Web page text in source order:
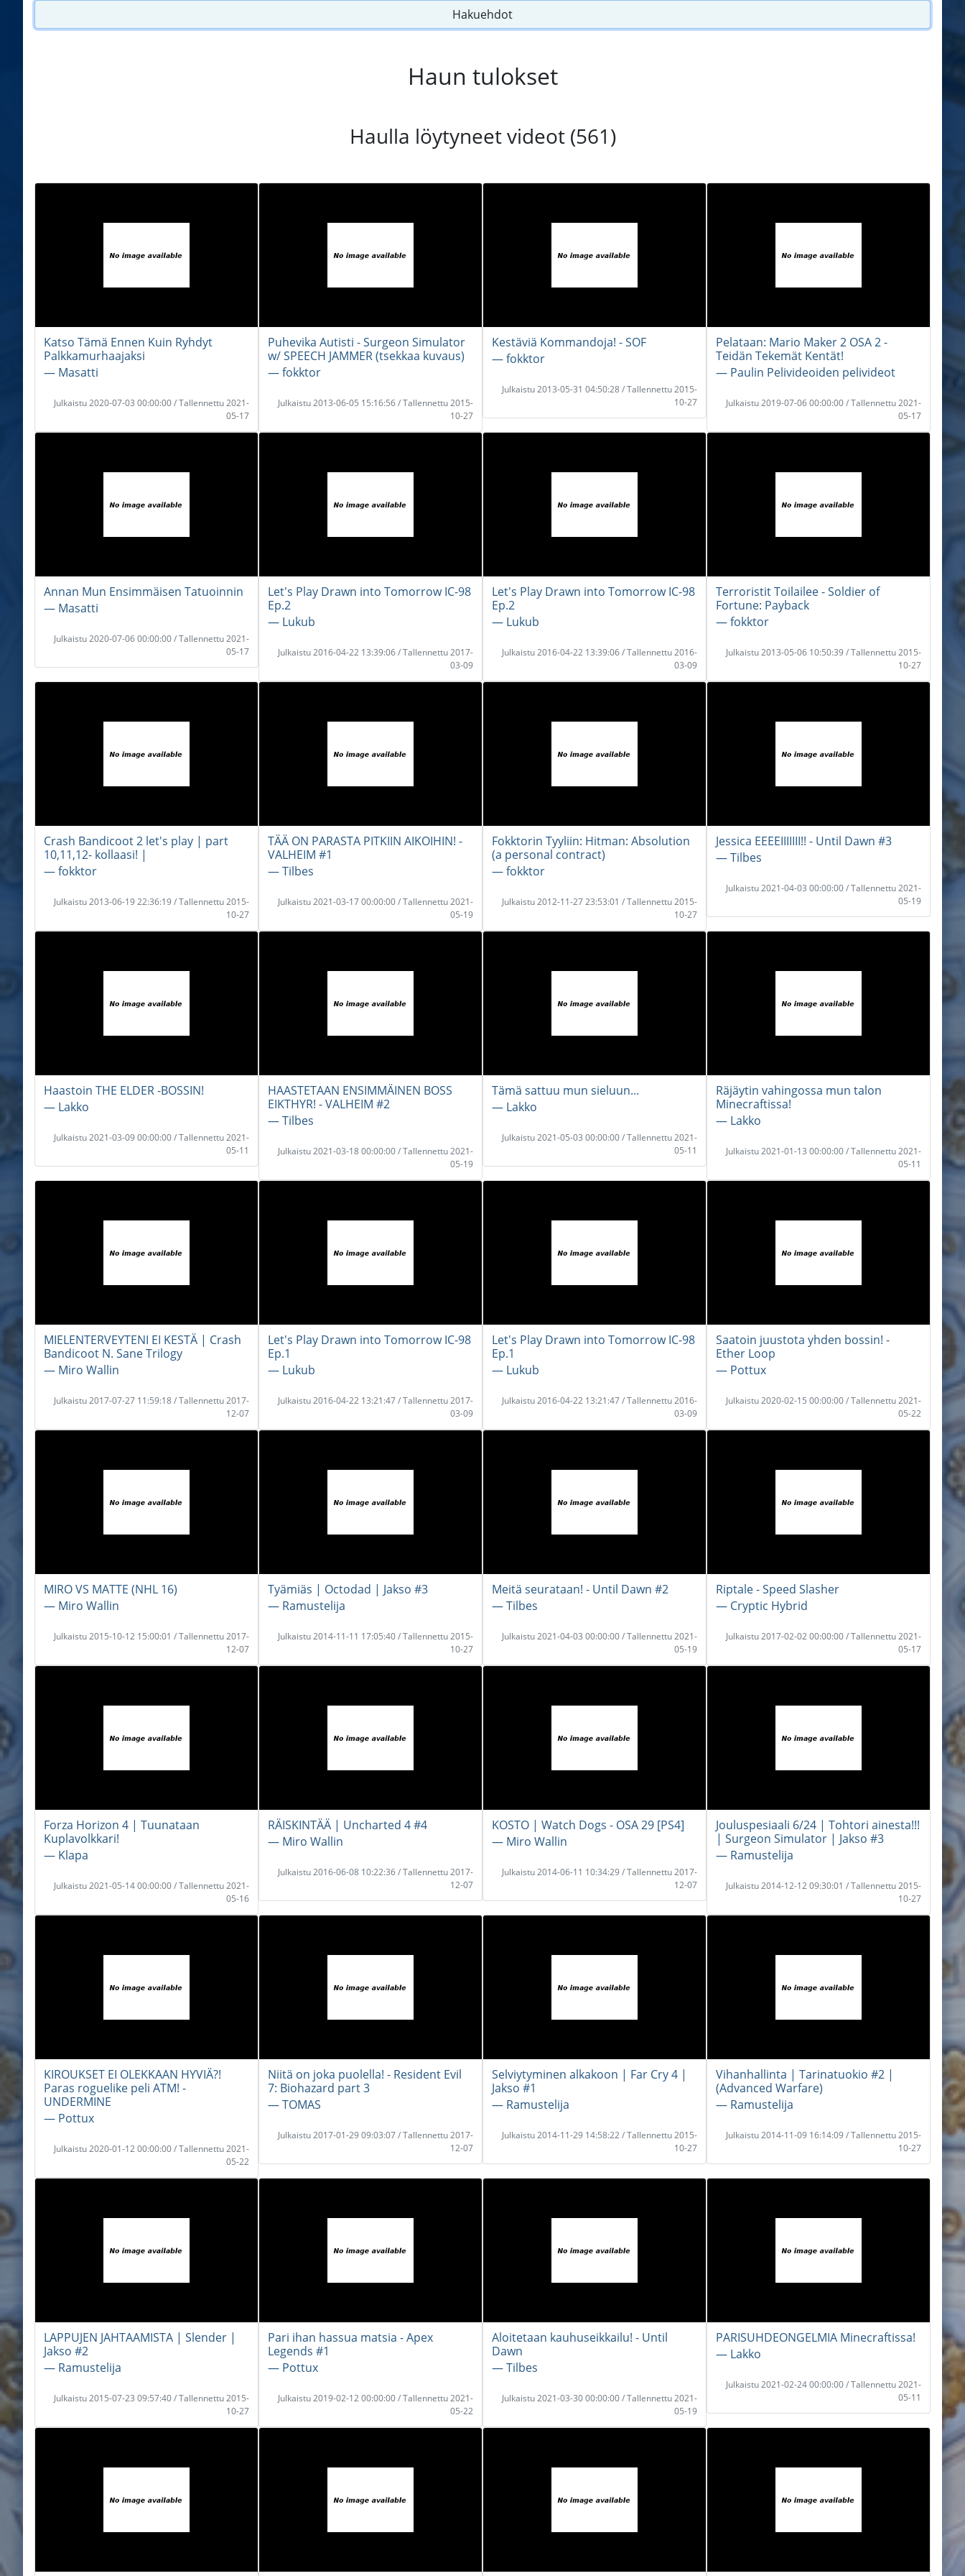
Hakuehdot
Haun tulokset
Haulla löytyneet videot (561)
Katso Tämä Ennen Kuin Ryhdyt
Palkkamurhaajaksi
― Masatti
Julkaistu 2020-07-03 00:00:00 / Tallennettu 2021-
05-17
Puhevika Autisti - Surgeon Simulator
w/ SPEECH JAMMER (tsekkaa kuvaus)
― fokktor
Julkaistu 2013-06-05 15:16:56 / Tallennettu 2015-
10-27
Kestäviä Kommandoja! - SOF
― fokktor
Julkaistu 2013-05-31 04:50:28 / Tallennettu 2015-
10-27
Pelataan: Mario Maker 2 OSA 2 -
Teidän Tekemät Kentät!
― Paulin Pelivideoiden pelivideot
Julkaistu 2019-07-06 00:00:00 / Tallennettu 2021-
05-17
Annan Mun Ensimmäisen Tatuoinnin
― Masatti
Julkaistu 2020-07-06 00:00:00 / Tallennettu 2021-
05-17
Let's Play Drawn into Tomorrow IC-98
Ep.2
― Lukub
Julkaistu 2016-04-22 13:39:06 / Tallennettu 2017-
03-09
Let's Play Drawn into Tomorrow IC-98
Ep.2
― Lukub
Julkaistu 2016-04-22 13:39:06 / Tallennettu 2016-
03-09
Terroristit Toilailee - Soldier of
Fortune: Payback
― fokktor
Julkaistu 2013-05-06 10:50:39 / Tallennettu 2015-
10-27
Crash Bandicoot 2 let's play | part
10,11,12- kollaasi! |
― fokktor
Julkaistu 2013-06-19 22:36:19 / Tallennettu 2015-
10-27
TÄÄ ON PARASTA PITKIIN AIKOIHIN! -
VALHEIM #1
― Tilbes
Julkaistu 2021-03-17 00:00:00 / Tallennettu 2021-
05-19
Fokktorin Tyyliin: Hitman: Absolution
(a personal contract)
― fokktor
Julkaistu 2012-11-27 23:53:01 / Tallennettu 2015-
10-27
Jessica EEEEIIIIIII!! - Until Dawn #3
― Tilbes
Julkaistu 2021-04-03 00:00:00 / Tallennettu 2021-
05-19
Haastoin THE ELDER -BOSSIN!
― Lakko
Julkaistu 2021-03-09 00:00:00 / Tallennettu 2021-
05-11
HAASTETAAN ENSIMMÄINEN BOSS
EIKTHYR! - VALHEIM #2
― Tilbes
Julkaistu 2021-03-18 00:00:00 / Tallennettu 2021-
05-19
Tämä sattuu mun sieluun...
― Lakko
Julkaistu 2021-05-03 00:00:00 / Tallennettu 2021-
05-11
Räjäytin vahingossa mun talon
Minecraftissa!
― Lakko
Julkaistu 2021-01-13 00:00:00 / Tallennettu 2021-
05-11
MIELENTERVEYTENI EI KESTÄ | Crash
Bandicoot N. Sane Trilogy
― Miro Wallin
Julkaistu 2017-07-27 11:59:18 / Tallennettu 2017-
12-07
Let's Play Drawn into Tomorrow IC-98
Ep.1
― Lukub
Julkaistu 2016-04-22 13:21:47 / Tallennettu 2017-
03-09
Let's Play Drawn into Tomorrow IC-98
Ep.1
― Lukub
Julkaistu 2016-04-22 13:21:47 / Tallennettu 2016-
03-09
Saatoin juustota yhden bossin! -
Ether Loop
― Pottux
Julkaistu 2020-02-15 00:00:00 / Tallennettu 2021-
05-22
MIRO VS MATTE (NHL 16)
― Miro Wallin
Julkaistu 2015-10-12 15:00:01 / Tallennettu 2017-
12-07
Tyämiäs | Octodad | Jakso #3
― Ramustelija
Julkaistu 2014-11-11 17:05:40 / Tallennettu 2015-
10-27
Meitä seurataan! - Until Dawn #2
― Tilbes
Julkaistu 2021-04-03 00:00:00 / Tallennettu 2021-
05-19
Riptale - Speed Slasher
― Cryptic Hybrid
Julkaistu 2017-02-02 00:00:00 / Tallennettu 2021-
05-17
Forza Horizon 4 | Tuunataan
Kuplavolkkari!
― Klapa
Julkaistu 2021-05-14 00:00:00 / Tallennettu 2021-
05-16
RÄISKINTÄÄ | Uncharted 4 #4
― Miro Wallin
Julkaistu 2016-06-08 10:22:36 / Tallennettu 2017-
12-07
KOSTO | Watch Dogs - OSA 29 [PS4]
― Miro Wallin
Julkaistu 2014-06-11 10:34:29 / Tallennettu 2017-
12-07
Jouluspesiaali 6/24 | Tohtori ainesta!!!
| Surgeon Simulator | Jakso #3
― Ramustelija
Julkaistu 2014-12-12 09:30:01 / Tallennettu 2015-
10-27
KIROUKSET EI OLEKKAAN HYVIÄ?!
Paras roguelike peli ATM! -
UNDERMINE
― Pottux
Julkaistu 2020-01-12 00:00:00 / Tallennettu 2021-
05-22
Niitä on joka puolella! - Resident Evil
7: Biohazard part 3
― TOMAS
Julkaistu 2017-01-29 09:03:07 / Tallennettu 2017-
12-07
Selviytyminen alkakoon | Far Cry 4 |
Jakso #1
― Ramustelija
Julkaistu 2014-11-29 14:58:22 / Tallennettu 2015-
10-27
Vihanhallinta | Tarinatuokio #2 |
(Advanced Warfare)
― Ramustelija
Julkaistu 2014-11-09 16:14:09 / Tallennettu 2015-
10-27
LAPPUJEN JAHTAAMISTA | Slender |
Jakso #2
― Ramustelija
Julkaistu 2015-07-23 09:57:40 / Tallennettu 2015-
10-27
Pari ihan hassua matsia - Apex
Legends #1
― Pottux
Julkaistu 2019-02-12 00:00:00 / Tallennettu 2021-
05-22
Aloitetaan kauhuseikkailu! - Until
Dawn
― Tilbes
Julkaistu 2021-03-30 00:00:00 / Tallennettu 2021-
05-19
PARISUHDEONGELMIA Minecraftissa!
― Lakko
Julkaistu 2021-02-24 00:00:00 / Tallennettu 2021-
05-11